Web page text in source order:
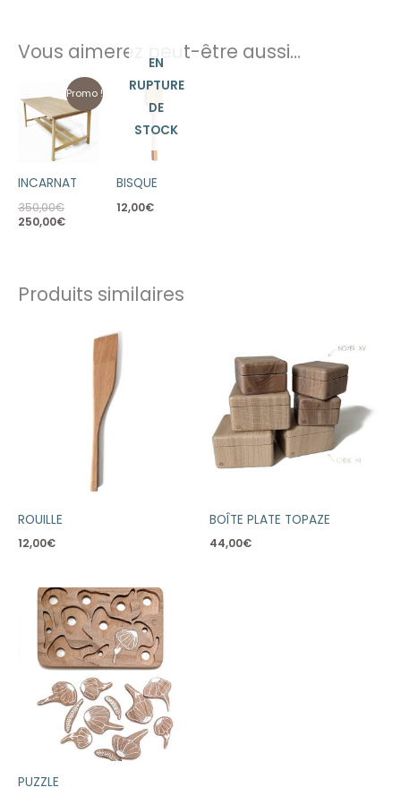
Vous aimerez peut-être aussi…
Promo !
INCARNAT
350,00€
Le
prix
initial
était :
350,00€.
250,00€
Le
prix
actuel
est :
250,00€.
EN
RUPTURE
DE
STOCK
BISQUE
12,00€
Produits similaires
ROUILLE
12,00€
BOÎTE PLATE TOPAZE
44,00€
PUZZLE